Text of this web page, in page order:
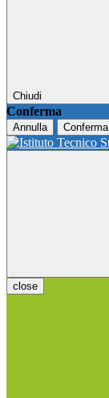
Chiudi
Conferma
Annulla Conferma
close